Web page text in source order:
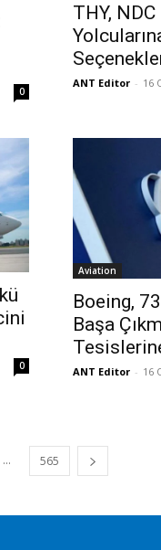
0
THY,
ANT Editor - 16
0
Aviation
Boeing,
Başa
ANT Editor - 16
... 565